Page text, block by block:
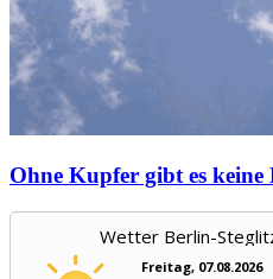
Ohne Kupfer gibt es keine
Wetter Berlin-
Freitag, 07.08.2026